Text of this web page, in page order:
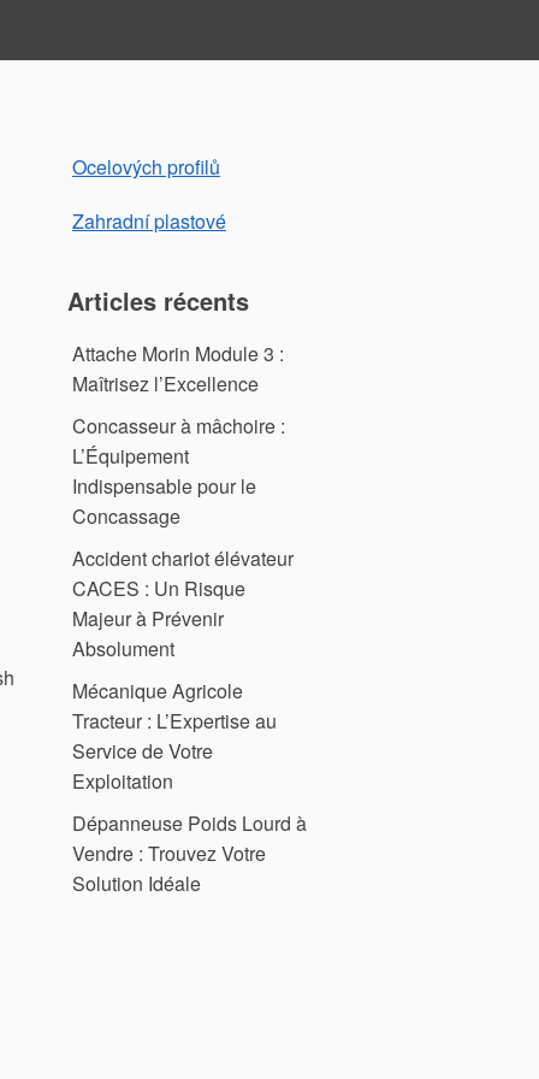
Ocelových profilů
Zahradní plastové
Articles récents
Attache Morin Module 3 :
Maîtrisez l’Excellence
Concasseur à mâchoire :
L’Équipement
Indispensable pour le
Concassage
Accident chariot élévateur
CACES : Un Risque
Majeur à Prévenir
Absolument
Mécanique Agricole
Tracteur : L’Expertise au
Service de Votre
Exploitation
Dépanneuse Poids Lourd à
Vendre : Trouvez Votre
Solution Idéale